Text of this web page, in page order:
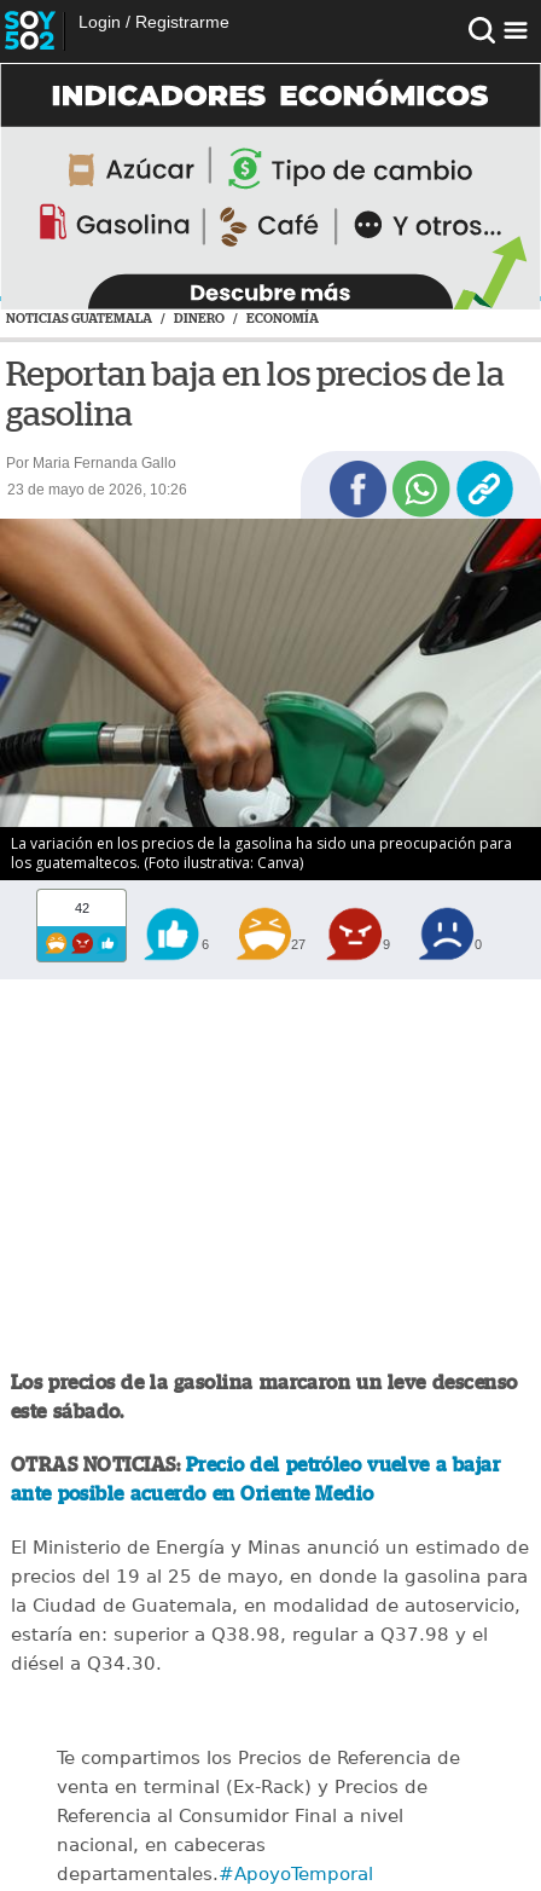
Login / Registrarme
NOTICIAS GUATEMALA / DINERO / ECONOMÍA
Reportan baja en los precios de la
gasolina
Por Maria Fernanda Gallo
23 de mayo de 2026, 10:26
La variación en los precios de la gasolina ha sido una preocupación para
los guatemaltecos. (Foto ilustrativa: Canva)
42
6 27 9 0
Los precios de la gasolina marcaron un leve descenso
este sábado.
OTRAS NOTICIAS:Precio del petróleo vuelve a bajar
ante posible acuerdo en Oriente Medio
El Ministerio de Energía y Minas anunció un estimado de
precios del 19 al 25 de mayo, en donde la gasolina para
la Ciudad de Guatemala, en modalidad de autoservicio,
estaría en: superior a Q38.98, regular a Q37.98 y el
diésel a Q34.30.
Te compartimos los Precios de Referencia de
venta en terminal (Ex-Rack) y Precios de
Referencia al Consumidor Final a nivel
nacional, en cabeceras
departamentales.#ApoyoTemporal